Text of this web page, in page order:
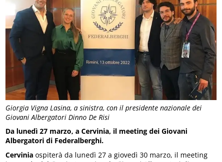
Giorgia Vigna Lasina, a sinistra, con il presidente nazionale dei
Giovani Albergatori Dinno De Risi
Da lunedì 27 marzo, a Cervinia, il meeting dei Giovani
Albergatori di Federalberghi.
Cervinia ospiterà da lunedì 27 a giovedì 30 marzo, il meeting